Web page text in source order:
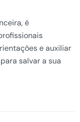
é
e auxiliar
salvar a sua